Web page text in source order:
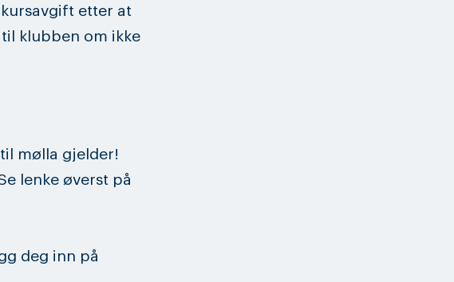
etter at
klubben om ikke
mølla gjelder!
lenke øverst på
deg inn på